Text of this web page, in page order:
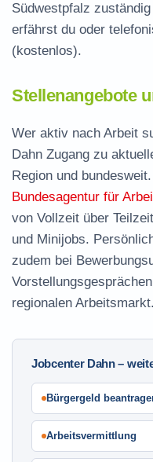
Südwestpfalz
erfährst du oder
(kostenlos).
Stellenangebote
Wer aktiv nach Arbeit
Dahn Zugang zu
Region und
Bundesagentur für
von Vollzeit über
und Minijobs.
zudem bei
regionalen Arbeitsmarkt.
Jobcenter Dahn –
Bürgergeld
Arbeitsvermittlung